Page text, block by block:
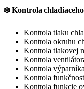
❄️Kontrola
Kontrola tlaku
Kontrola okruhu
Kontrola tlakovej
Kontrola
Kontrola výparníka
Kontrola
Kontrola funkcie